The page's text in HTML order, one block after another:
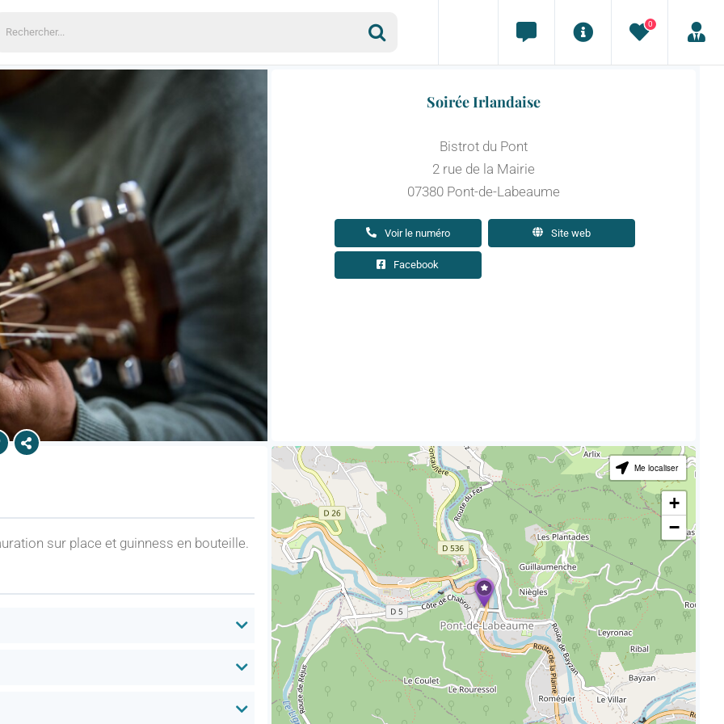
0
Soirée Irlandaise
Bistrot du Pont
2 rue de la Mairie
07380 Pont-de-Labeaume
Voir le numéro Site web
Facebook
sur place et guinness en bouteille.
Me localiser
+
−